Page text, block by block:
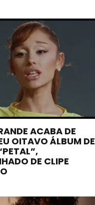
ACABA DE
OITAVO ÁLBUM DE
DE CLIPE